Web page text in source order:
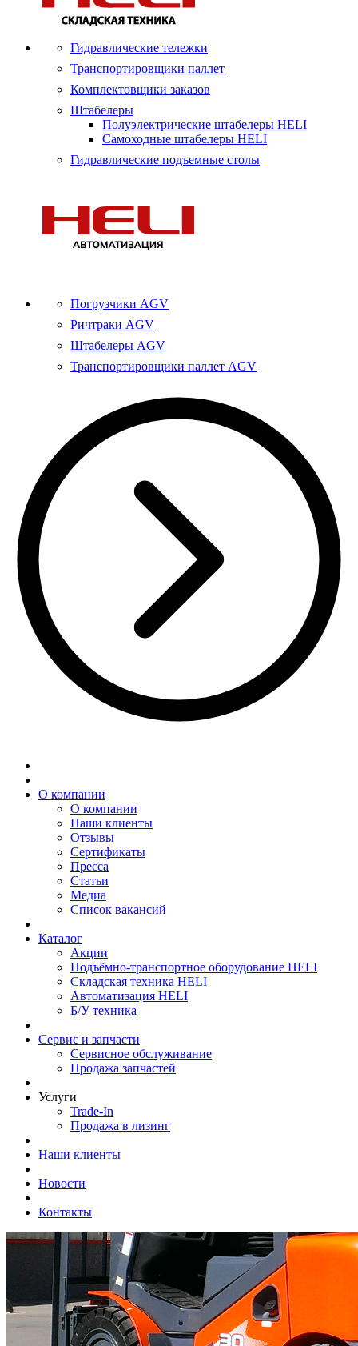
Гидравлические тележки
Транспортировщики паллет
Комплектовщики заказов
Штабелеры
Полуэлектрические штабелеры HELI
Самоходные штабелеры HELI
Гидравлические подъемные столы
Погрузчики AGV
Ричтраки AGV
Штабелеры AGV
Транспортировщики паллет AGV
О компании
О компании
Наши клиенты
Отзывы
Сертификаты
Пресса
Статьи
Медиа
Список вакансий
Каталог
Акции
Подъёмно-транспортное оборудование HELI
Складская техника HELI
Автоматизация HELI
Б/У техника
Сервис и запчасти
Сервисное обслуживание
Продажа запчастей
Услуги
Trade-In
Продажа в лизинг
Наши клиенты
Новости
Контакты